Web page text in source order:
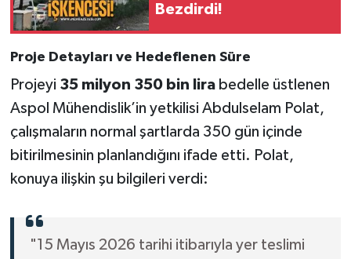
Bezdirdi!
Proje Detayları ve Hedeflenen Süre
Projeyi 35 milyon 350 bin lirabedelle üstlenen
Aspol Mühendislik’in yetkilisi Abdulselam Polat,
çalışmaların normal şartlarda 350 gün içinde
bitirilmesinin planlandığını ifade etti. Polat,
konuya ilişkin şu bilgileri verdi:
"15 Mayıs 2026 tarihi itibarıyla yer teslimi